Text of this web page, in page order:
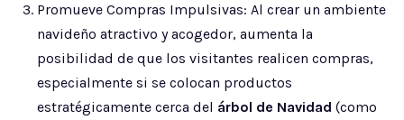
Promueve Compras Impulsivas: Al crear un ambiente
navideño atractivo y acogedor, aumenta la
posibilidad de que los visitantes realicen compras,
especialmente si se colocan productos
estratégicamente cerca del árbol de Navidad (como